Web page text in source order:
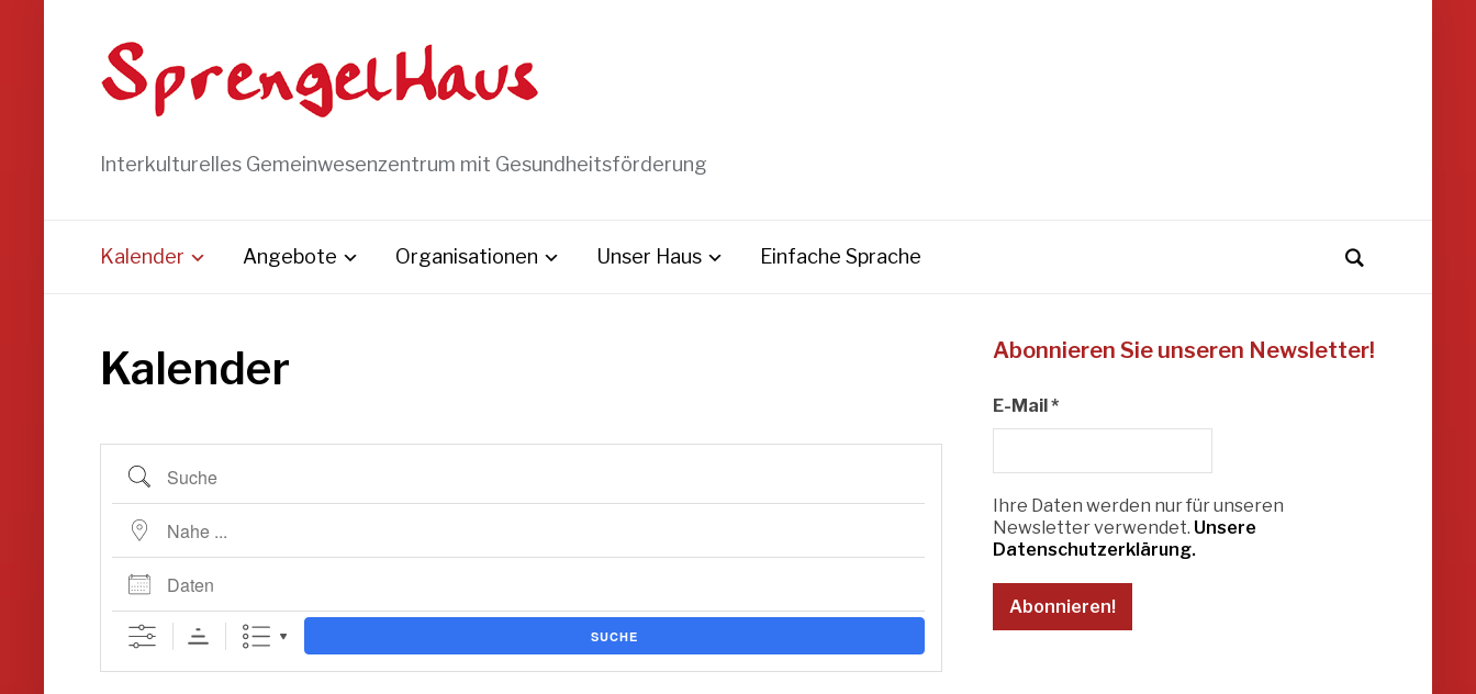
Interkulturelles Gemeinwesenzentrum mit Gesundheitsförderung
Kalender Angebote Organisationen Unser Haus Einfache Sprache
Kalender
Suche
Nahe ...
Daten
SUCHE
Abonnieren Sie unseren Newsletter!
E-Mail*
Ihre Daten werden nur für unseren
Newsletter verwendet. Unsere
Datenschutzerklärung.